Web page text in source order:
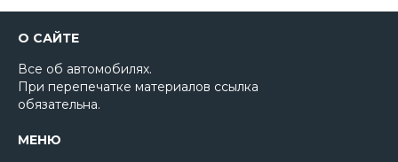
О САЙТЕ
Все об автомобилях.
При перепечатке материалов ссылка
обязательна.
МЕНЮ